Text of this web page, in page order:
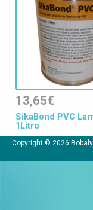
13,65€
SikaBond PVC
1Litro
Copyright © 2026